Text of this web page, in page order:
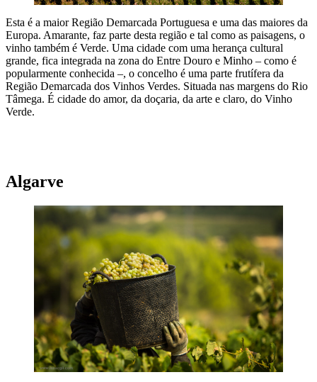
Esta é a maior Região Demarcada Portuguesa e uma das maiores da
Europa. Amarante, faz parte desta região e tal como as paisagens, o
vinho também é Verde. Uma cidade com uma herança cultural
grande, fica integrada na zona do Entre Douro e Minho – como é
popularmente conhecida –, o concelho é uma parte frutífera da
Região Demarcada dos Vinhos Verdes. Situada nas margens do Rio
Tâmega. É cidade do amor, da doçaria, da arte e claro, do Vinho
Verde.
Algarve